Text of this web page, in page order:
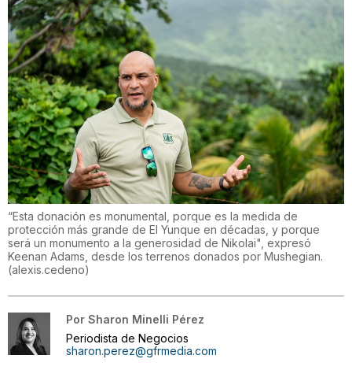
“Esta donación es monumental, porque es la medida de
protección más grande de El Yunque en décadas, y porque
será un monumento a la generosidad de Nikolai", expresó
Keenan Adams, desde los terrenos donados por Mushegian.
(alexis.cedeno)
Por Sharon Minelli Pérez
Periodista de Negocios
sharon.perez@gfrmedia.com